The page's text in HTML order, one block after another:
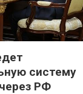
систему
РФ